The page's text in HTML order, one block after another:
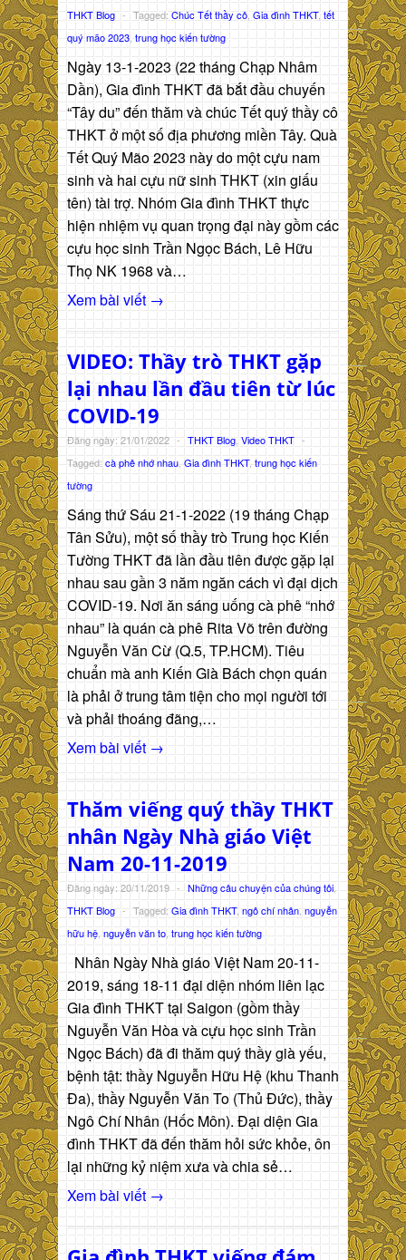
THKT Blog - Tagged: Chúc Tết thầy cô Gia đình THKT, tết
quý mão 2023 trung học kiến tường
Ngày 13-1-2023 (22 tháng Chạp Nhâm
Dần), Gia đình THKT đã bắt đầu chuyến
“Tây du” đến thăm và chúc Tết quý thầy cô
THKT ở một số địa phương miền Tây. Quà
Tết Quý Mão 2023 này do một cựu nam
sinh và hai cựu nữ sinh THKT (xin giấu
tên) tài trợ. Nhóm Gia đình THKT thực
hiện nhiệm vụ quan trọng đại này gồm các
cựu học sinh Trần Ngọc Bách, Lê Hữu
Thọ NK 1968 và…
Xem bài viết →
VIDEO: Thầy trò THKT gặp
lại nhau lần đầu tiên từ lúc
COVID-19
Đăng ngày: 21/01/2022 - THKT Blog Video THKT -
Tagged: cà phê nhớ nhau Gia đình THKT, trung học kiến
tường
Sáng thứ Sáu 21-1-2022 (19 tháng Chạp
Tân Sửu), một số thầy trò Trung học Kiến
Tường THKT đã lần đầu tiên được gặp lại
nhau sau gần 3 năm ngăn cách vì đại dịch
COVID-19. Nơi ăn sáng uống cà phê “nhớ
nhau” là quán cà phê Rita Võ trên đường
Nguyễn Văn Cừ (Q.5, TP.HCM). Tiêu
chuẩn mà anh Kiến Già Bách chọn quán
là phải ở trung tâm tiện cho mọi người tới
và phải thoáng đãng,…
Xem bài viết →
Thăm viếng quý thầy THKT
nhân Ngày Nhà giáo Việt
Nam 20-11-2019
Đăng ngày: 20/11/2019 - Những câu chuyện của chúng tôi,
THKT Blog - Tagged: Gia đình THKT, ngô chí nhân nguyễn
hữu hệ, nguyễn văn to trung học kiến tường
Nhân Ngày Nhà giáo Việt Nam 20-11-
2019, sáng 18-11 đại diện nhóm liên lạc
Gia đình THKT tại Saigon (gồm thầy
Nguyễn Văn Hòa và cựu học sinh Trần
Ngọc Bách) đã đi thăm quý thầy già yếu,
bệnh tật: thầy Nguyễn Hữu Hệ (khu Thanh
Đa), thầy Nguyễn Văn To (Thủ Đức), thầy
Ngô Chí Nhân (Hốc Môn). Đại diện Gia
đình THKT đã đến thăm hỏi sức khỏe, ôn
lại những kỷ niệm xưa và chia sẻ…
Xem bài viết →